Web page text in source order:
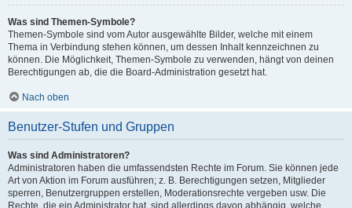
Was sind Themen-Symbole?
Themen-Symbole sind vom Autor ausgewählte Bilder, welche mit einem
Thema in Verbindung stehen können, um dessen Inhalt kennzeichnen zu
können. Die Möglichkeit, Themen-Symbole zu verwenden, hängt von deinen
Berechtigungen ab, die die Board-Administration gesetzt hat.
Nach oben
Benutzer-Stufen und Gruppen
Was sind Administratoren?
Administratoren haben die umfassendsten Rechte im Forum. Sie können jede
Art von Aktion im Forum ausführen; z. B. Berechtigungen setzen, Mitglieder
sperren, Benutzergruppen erstellen, Moderationsrechte vergeben usw. Die
Rechte, die ein Administrator hat, sind allerdings davon abhängig, welche